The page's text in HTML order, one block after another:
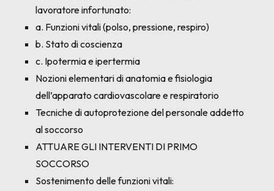
lavoratore infortunato:
a. Funzioni vitali (polso, pressione, respiro)
b. Stato di coscienza
c. Ipotermia e ipertermia
Nozioni elementari di anatomia e fisiologia
dell’apparato cardiovascolare e respiratorio
Tecniche di autoprotezione del personale addetto
al soccorso
ATTUARE GLI INTERVENTI DI PRIMO
SOCCORSO
Sostenimento delle funzioni vitali: